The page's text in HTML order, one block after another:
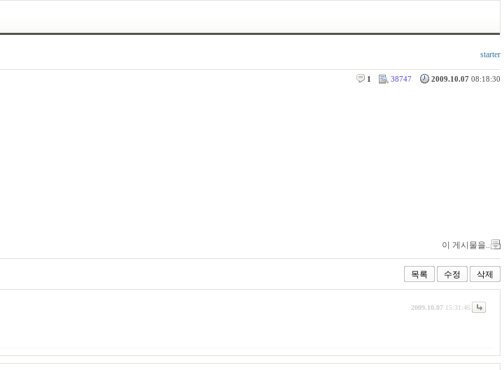
starter
2009.10.07 08:18:30
38747
1
이 게시물을..
목록 수정 삭제
2009.10.07 15:31:46